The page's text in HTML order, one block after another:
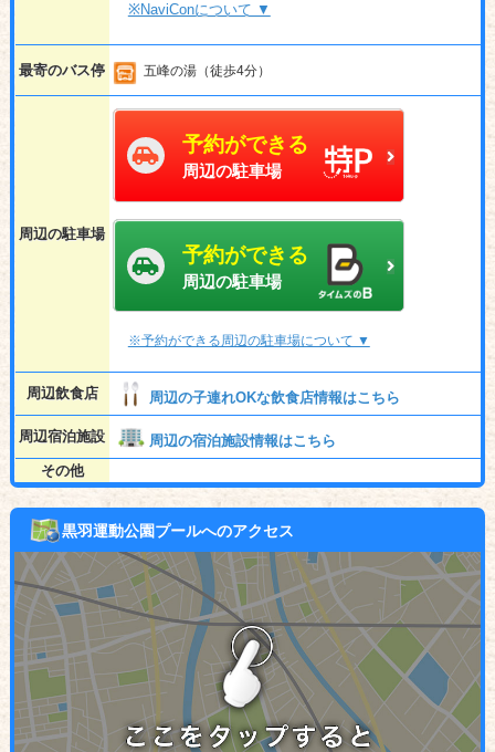
※NaviConについて ▼
最寄のバス停 五峰の湯（徒歩4分）
周辺の駐車場
予約ができる
周辺の駐車場
予約ができる
周辺の駐車場
※予約ができる周辺の駐車場について ▼
周辺飲食店 周辺の子連れOKな飲食店情報はこちら
周辺宿泊施設
周辺の宿泊施設情報はこちら
その他
黒羽運動公園プールへのアクセス